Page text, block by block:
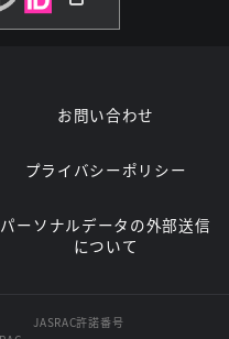
お問い合わせ
プライバシーポリシー
パーソナルデータの外部送信
について
JASRAC許諾番号